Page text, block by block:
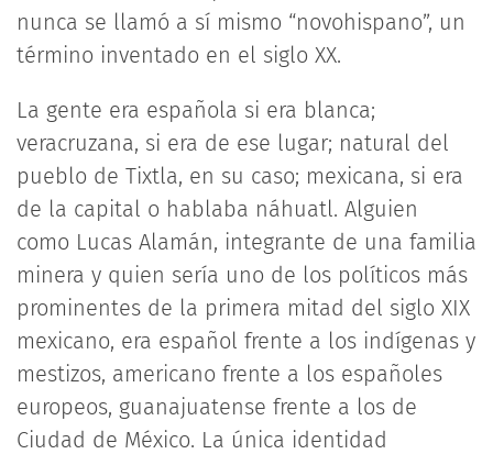
nunca se llamó a sí mismo “novohispano”, un
término inventado en el siglo XX.
La gente era española si era blanca;
veracruzana, si era de ese lugar; natural del
pueblo de Tixtla, en su caso; mexicana, si era
de la capital o hablaba náhuatl. Alguien
como Lucas Alamán, integrante de una familia
minera y quien sería uno de los políticos más
prominentes de la primera mitad del siglo XIX
mexicano, era español frente a los indígenas y
mestizos, americano frente a los españoles
europeos, guanajuatense frente a los de
Ciudad de México. La única identidad